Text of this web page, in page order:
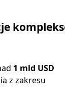
1 mld USD
z zakresu